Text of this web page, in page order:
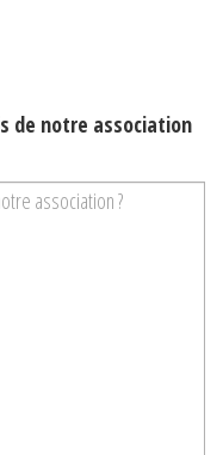
de notre association